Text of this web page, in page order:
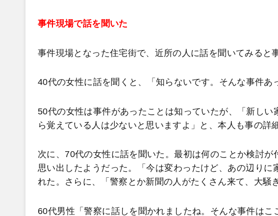
事件現場で話を聞いた
事件現場となった住宅街で、近所の人に話を聞いてみると
40代の女性に話を聞くと、「知らないです。そんな事件あ
50代の女性は事件があったことは知っていたが、「新し
ら覚えている人は少ないと思いますよ」と、本人も事の詳
次に、70代の女性に話を聞いた。最初は何のことか検討
思い出したようだった。「今は変わったけど、あの辺りに
れた。さらに、「警察とか新聞の人がたくさん来て、大騒
60代男性「警察に話しを聞かれましたね。そんな事件はこ